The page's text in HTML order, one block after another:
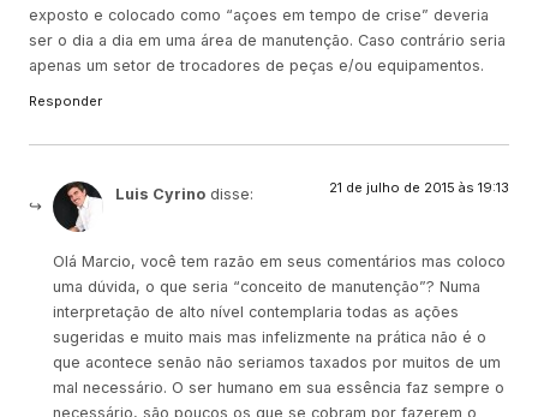
exposto e colocado como “açoes em tempo de crise” deveria
ser o dia a dia em uma área de manutenção. Caso contrário seria
apenas um setor de trocadores de peças e/ou equipamentos.
Responder
Luis Cyrino disse: 21 de julho de 2015 às 19:13
Olá Marcio, você tem razão em seus comentários mas coloco
uma dúvida, o que seria “conceito de manutenção”? Numa
interpretação de alto nível contemplaria todas as ações
sugeridas e muito mais mas infelizmente na prática não é o
que acontece senão não seriamos taxados por muitos de um
mal necessário. O ser humano em sua essência faz sempre o
necessário, são poucos os que se cobram por fazerem o